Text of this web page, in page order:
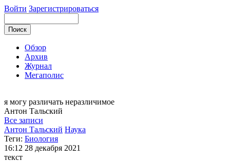
Войти Зарегистрироваться
Обзор
Архив
Журнал
Мегаполис
я могу различать неразличимое
Антон Тальский
Все записи
Антон Тальский Наука
Теги: Биология
16:12 28 декабря 2021
текст